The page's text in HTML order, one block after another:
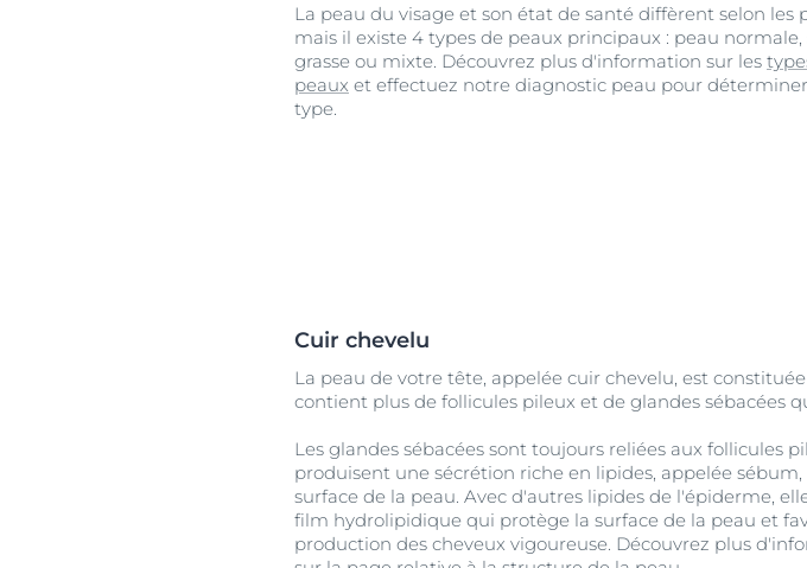
La peau du visage et son état de santé diffèrent selon les
mais il existe 4 types de peaux principaux : peau normale,
grasse ou mixte. Découvrez plus d'information sur les
peaux et effectuez notre diagnostic peau pour
type.
Cuir chevelu
La peau de votre tête, appelée cuir chevelu, est
contient plus de follicules pileux et de glandes sébacées
Les glandes sébacées sont toujours reliées aux follicules
produisent une sécrétion riche en lipides, appelée sébum,
surface de la peau. Avec d'autres lipides de l'épiderme,
film hydrolipidique qui protège la surface de la peau et
production des cheveux vigoureuse. Découvrez plus